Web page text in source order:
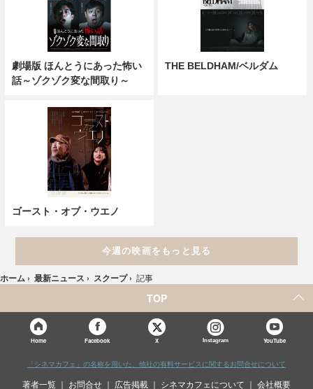
劇場版 ほんとうにあった怖い
話～ゾクゾク変な間取り～
THE BELDHAM/ベルダム
ゴースト・オブ・ウエノ
今週の映画をもっと見る
ホーム › 最新ニュース › スクープ › 記事
TOP
Home Facebook X Instagram YouTube
「シネマカフェ」の名称を用いた、他社の有料サービスに関するお問合せについて
著者一覧 お問合せ 広告掲載 シネマカフェについて 会社概要